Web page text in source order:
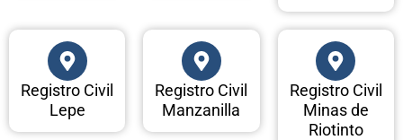
Registro Civil
Lepe
Registro Civil
Manzanilla
Registro Civil
Minas de
Riotinto